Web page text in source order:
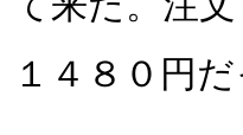
１４８０円だ